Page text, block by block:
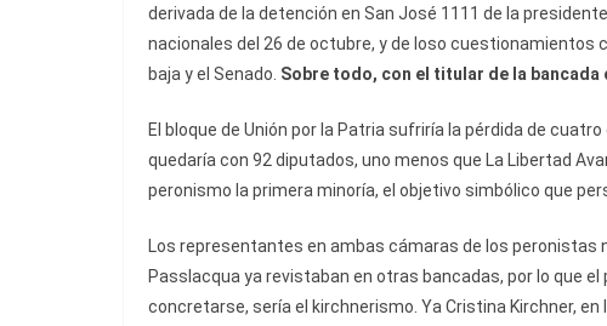
derivada de la detención en San José 1111 de la
nacionales del 26 de octubre, y de loso cuestionamientos
baja y el Senado. Sobre todo, con el titular de la
El bloque de Unión por la Patria sufriría la pérdida de
quedaría con 92 diputados, uno menos que La Libertad
peronismo la primera minoría, el objetivo simbólico que
Los representantes en ambas cámaras de los peronistas
Passlacqua ya revistaban en otras bancadas, por lo que
concretarse, sería el kirchnerismo. Ya Cristina Kirchner,